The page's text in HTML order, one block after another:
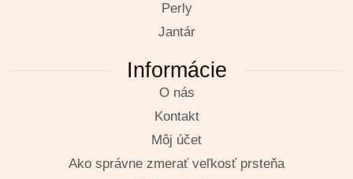
Perly
Jantár
Informácie
O nás
Kontakt
Môj účet
Ako správne zmerať veľkosť prsteňa